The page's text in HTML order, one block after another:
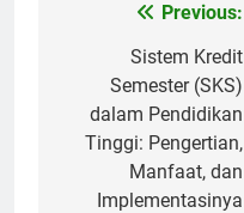
navigation
Previous:
Sistem Kredit
Semester (SKS)
dalam Pendidikan
Tinggi: Pengertian,
Manfaat, dan
Implementasinya